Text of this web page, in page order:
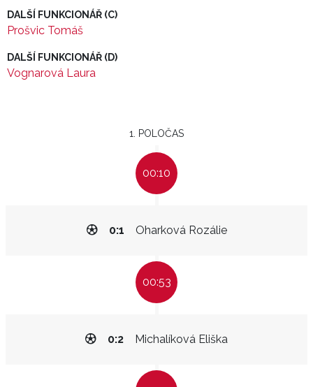
DALŠÍ FUNKCIONÁŘ (C)
Prošvic Tomáš
DALŠÍ FUNKCIONÁŘ (D)
Vognarová Laura
1. POLOČAS
00:10
Oharková Rozálie
0:1
00:53
Michalíková Eliška
0:2